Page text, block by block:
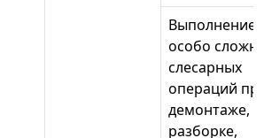
Выполнение
особо
слесарных
операций
демонтаже,
разборке,